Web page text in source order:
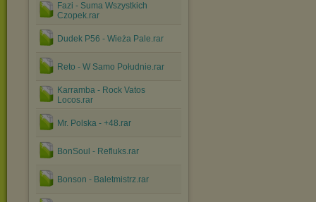
Fazi - Suma Wszystkich
Czopek.rar
Dudek P56 - Wieża Pale.rar
Reto - W Samo Południe.rar
Karramba - Rock Vatos
Locos.rar
Mr. Polska - +48.rar
BonSoul - Refluks.rar
Bonson - Baletmistrz.rar